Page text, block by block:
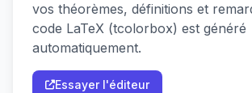
vos théorèmes, définitions et
code LaTeX (tcolorbox) est généré
automatiquement.
Essayer l'éditeur